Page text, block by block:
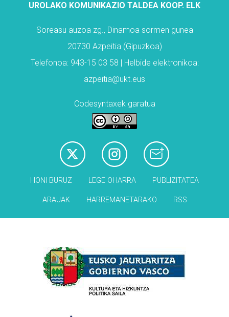
UROLAKO KOMUNIKAZIO TALDEA KOOP. ELK
Soreasu auzoa zg., Dinamoa sormen gunea
20730 Azpeitia (Gipuzkoa)
Telefonoa: 943-15 03 58 | Helbide elektronikoa:
azpeitia@ukt.eus
Codesyntaxek garatua
HONI BURUZ LEGE OHARRA PUBLIZITATEA
ARAUAK HARREMANETARAKO RSS